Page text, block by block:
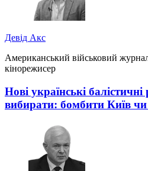
Девід Акс
Американський військовий
кінорежисер
Нові українські
вибирати: бомбити Київ